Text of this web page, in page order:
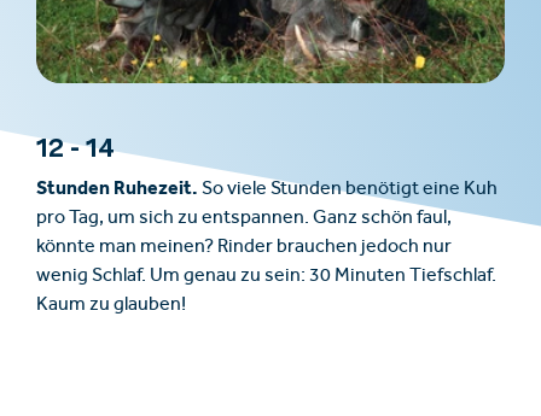
12 - 14
Stunden Ruhezeit. So viele Stunden benötigt eine Kuh
pro Tag, um sich zu entspannen. Ganz schön faul,
könnte man meinen? Rinder brauchen jedoch nur
wenig Schlaf. Um genau zu sein: 30 Minuten Tiefschlaf.
Kaum zu glauben!